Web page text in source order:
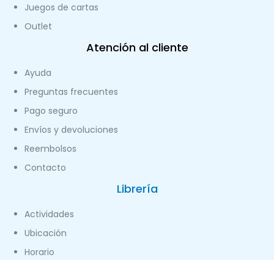
Juegos de cartas
Outlet
Atención al cliente
Ayuda
Preguntas frecuentes
Pago seguro
Envíos y devoluciones
Reembolsos
Contacto
Librería
Actividades
Ubicación
Horario